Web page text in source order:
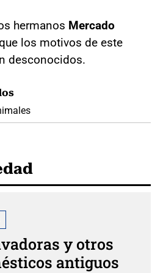
hermanos Mercado
los motivos de este
desconocidos.
y otros
antiguos